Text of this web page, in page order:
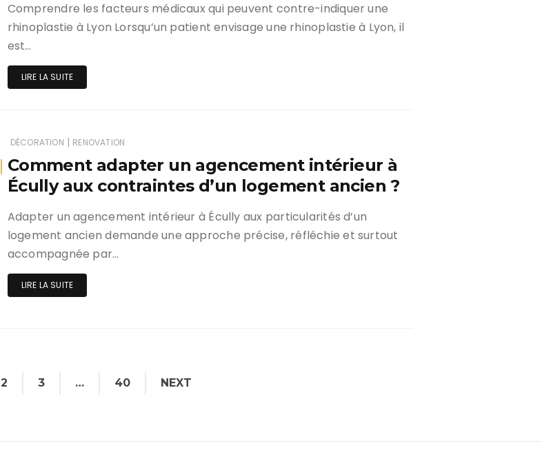
Comprendre les facteurs médicaux qui peuvent contre-indiquer une
rhinoplastie à Lyon Lorsqu’un patient envisage une rhinoplastie à Lyon, il
est…
LIRE LA SUITE
DÉCORATION | RENOVATION
Comment adapter un agencement intérieur à
Écully aux contraintes d’un logement ancien ?
Adapter un agencement intérieur à Écully aux particularités d’un
logement ancien demande une approche précise, réfléchie et surtout
accompagnée par…
LIRE LA SUITE
2 3 … 40 NEXT